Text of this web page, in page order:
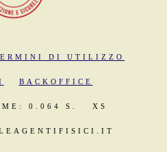
DI UTILIZZO
BACKOFFICE
0.064 S. XS